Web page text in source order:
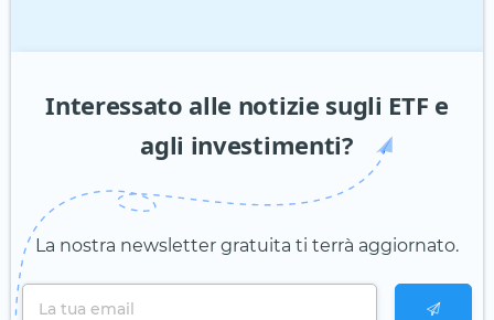
Interessato alle notizie sugli ETF e
agli investimenti?
La nostra newsletter gratuita ti terrà aggiornato.